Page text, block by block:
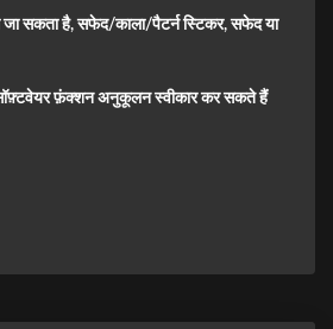
सकता है, सफेद/काला/पैटर्न स्टिकर, सफेद या
फ़ंक्शन अनुकूलन स्वीकार कर सकते हैं